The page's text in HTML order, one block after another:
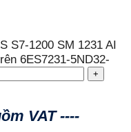
S7-1200 SM 1231 AI
6ES7231-5ND32-
VAT ----